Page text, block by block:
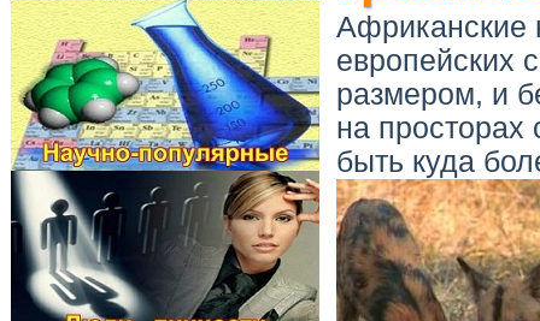
Африканские
европейских
размером, и
на просторах
быть куда